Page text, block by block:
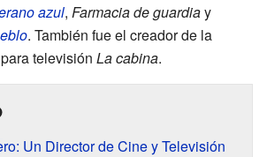
azul, Farmacia de guardiay
. También fue el creador de la
televisión La cabina.
Un Director de Cine y Televisión